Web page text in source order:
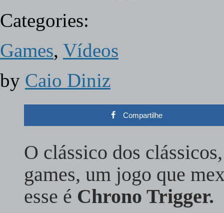
Categories:
Games, Vídeos
by Caio Diniz
Compartilhe
O clássico dos
games, um jogo que
esse é Chrono Trigger.